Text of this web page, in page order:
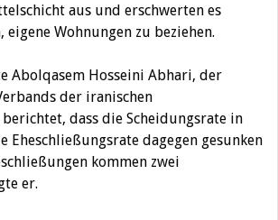
aus und erschwerten es
eigene Wohnungen zu beziehen.
Abolqasem Hosseini Abhari, der
der iranischen
berichtet, dass die Scheidungsrate in
Eheschließungsrate dagegen gesunken
kommen zwei
er.